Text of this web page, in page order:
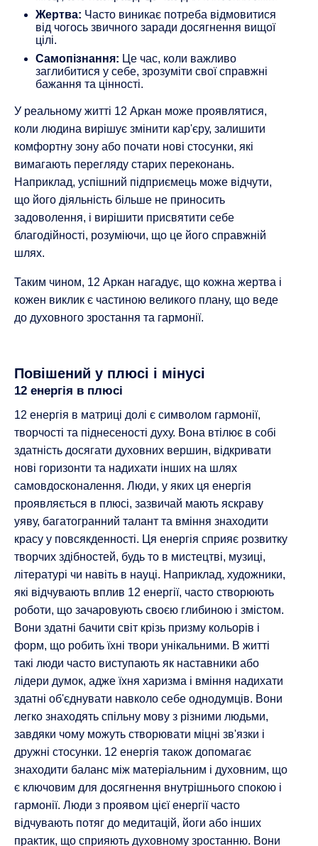
Жертва: Часто виникає потреба відмовитися
від чогось звичного заради досягнення вищої
цілі.
Самопізнання: Це час, коли важливо
заглибитися у себе, зрозуміти свої справжні
бажання та цінності.
У реальному житті 12 Аркан може проявлятися,
коли людина вирішує змінити кар'єру, залишити
комфортну зону або почати нові стосунки, які
вимагають перегляду старих переконань.
Наприклад, успішний підприємець може відчути,
що його діяльність більше не приносить
задоволення, і вирішити присвятити себе
благодійності, розуміючи, що це його справжній
шлях.
Таким чином, 12 Аркан нагадує, що кожна жертва і
кожен виклик є частиною великого плану, що веде
до духовного зростання та гармонії.
Повішений у плюсі і мінусі
12 енергія в плюсі
12 енергія в матриці долі є символом гармонії,
творчості та піднесеності духу. Вона втілює в собі
здатність досягати духовних вершин, відкривати
нові горизонти та надихати інших на шлях
самовдосконалення. Люди, у яких ця енергія
проявляється в плюсі, зазвичай мають яскраву
уяву, багатогранний талант та вміння знаходити
красу у повсякденності. Ця енергія сприяє розвитку
творчих здібностей, будь то в мистецтві, музиці,
літературі чи навіть в науці. Наприклад, художники,
які відчувають вплив 12 енергії, часто створюють
роботи, що зачаровують своєю глибиною і змістом.
Вони здатні бачити світ крізь призму кольорів і
форм, що робить їхні твори унікальними. В житті
такі люди часто виступають як наставники або
лідери думок, адже їхня харизма і вміння надихати
здатні об'єднувати навколо себе однодумців. Вони
легко знаходять спільну мову з різними людьми,
завдяки чому можуть створювати міцні зв'язки і
дружні стосунки. 12 енергія також допомагає
знаходити баланс між матеріальним і духовним, що
є ключовим для досягнення внутрішнього спокою і
гармонії. Люди з проявом цієї енергії часто
відчувають потяг до медитацій, йоги або інших
практик, що сприяють духовному зростанню. Вони